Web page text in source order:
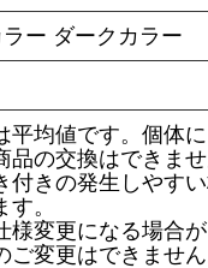
ー ダークカラー
均値です。個体
の交換はできま
きの発生しやす
。
変更になる場合が
変更はできませ